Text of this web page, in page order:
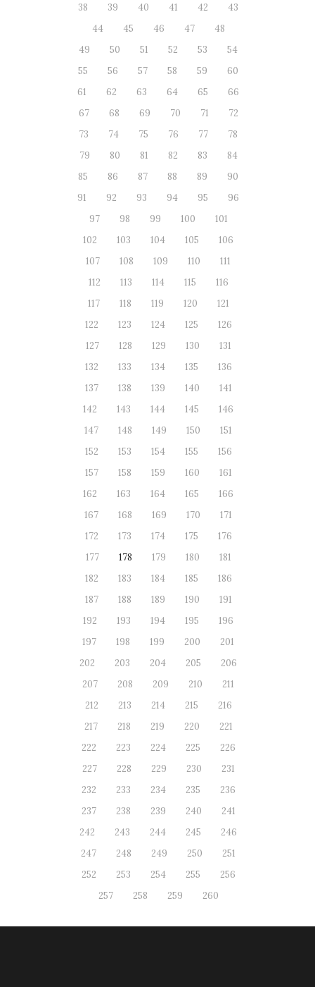
38 39 40 41 42
43
44
45 46 47
48
49
50 51 52 53
54
55
56 57 58 59
60
61
62 63 64 65
66
67
68 69 70 71
72
73
74 75 76 77
78
79
80 81 82 83
84
85
86 87 88 89
90
91
92 93 94 95
96
97
98 99 100
101
102
103 104 105
106
107
108 109 110
111
112
113 114 115
116
117
118 119 120
121
122
123 124 125
126
127
128 129 130
131
132
133 134 135
136
137
138 139 140
141
142
143 144 145
146
147
148 149 150
151
152
153 154 155
156
157
158 159 160
161
162
163 164 165
166
167
168 169 170
171
172
173 174 175
176
177
178 179 180
181
182
183 184 185
186
187
188 189 190
191
192
193 194 195
196
197
198 199 200
201
202
203 204 205
206
207
208 209 210
211
212
213 214 215
216
217
218 219 220
221
222
223 224 225
226
227
228 229 230
231
232
233 234 235
236
237
238 239 240
241
242
243 244 245
246
247
248 249 250
251
252
253 254 255
256
257
258 259 260